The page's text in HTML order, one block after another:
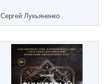
Сергей Лукьяненко